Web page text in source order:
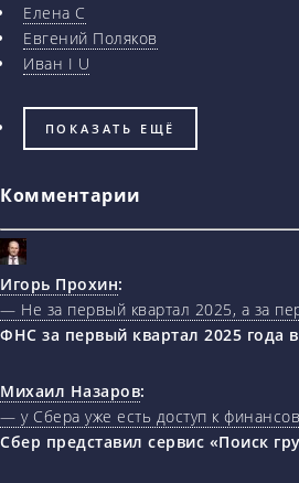
Елена С
Евгений Поляков
Иван I U
ПОКАЗАТЬ ЕЩЁ
Комментарии
Игорь Прохин:
— Не за первый квартал 2025, а за
ФНС за первый квартал 2025 года
Михаил Назаров:
— у Сбера уже есть доступ к
Сбер представил сервис «Поиск